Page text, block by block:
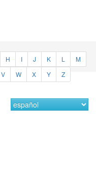
H I J K L
M
V W X Y Z